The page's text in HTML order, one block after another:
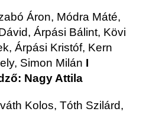
Áron, Módra Máté,
Árpási Bálint, Kövi
Árpási Kristóf, Kern
Simon Milán I
Nagy Attila
Kolos, Tóth Szilárd,